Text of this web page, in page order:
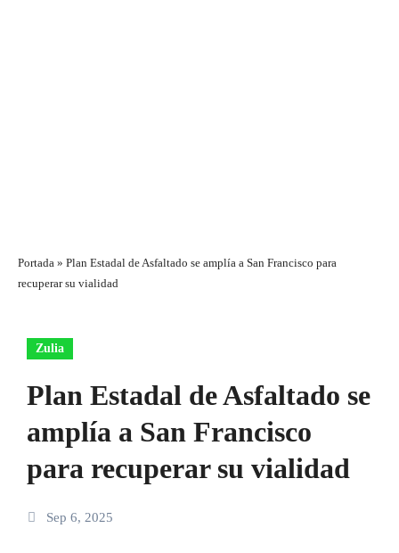
Portada » Plan Estadal de Asfaltado se amplía a San Francisco para
recuperar su vialidad
Zulia
Plan Estadal de Asfaltado se
amplía a San Francisco
para recuperar su vialidad
Sep 6, 2025